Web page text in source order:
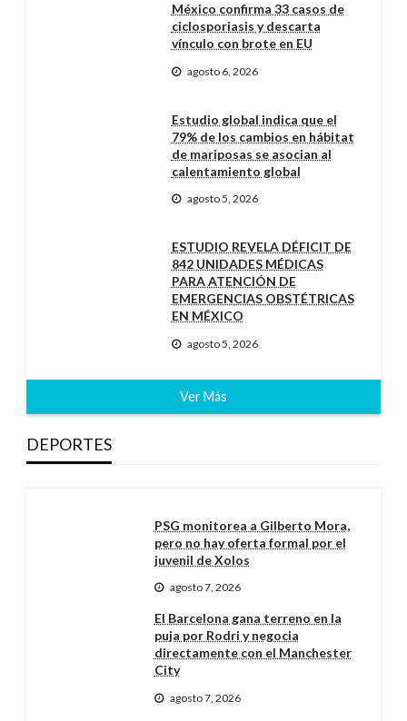
México confirma 33 casos de
ciclosporiasis y descarta
vínculo con brote en EU
agosto 6, 2026
Estudio global indica que el
79% de los cambios en hábitat
de mariposas se asocian al
calentamiento global
agosto 5, 2026
ESTUDIO REVELA DÉFICIT DE
842 UNIDADES MÉDICAS
PARA ATENCIÓN DE
EMERGENCIAS OBSTÉTRICAS
EN MÉXICO
agosto 5, 2026
Ver Más
DEPORTES
PSG monitorea a Gilberto Mora,
pero no hay oferta formal por el
juvenil de Xolos
agosto 7, 2026
El Barcelona gana terreno en la
puja por Rodri y negocia
directamente con el Manchester
City
agosto 7, 2026